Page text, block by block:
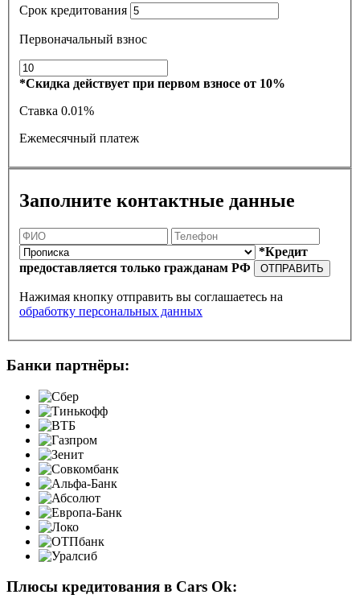
Срок кредитования
Первоначальный взнос
*Скидка действует при первом взносе от 10%
Ставка 0.01%
Ежемесячный платеж
Заполните контактные данные
*Кредит
предоставляется только гражданам РФ
ОТПРАВИТЬ
Нажимая кнопку отправить вы соглашаетесь на
обработку персональных данных
Банки партнёры:
Плюсы кредитования в Cars Ok: